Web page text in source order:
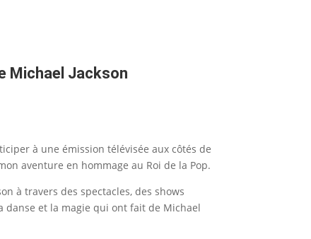
Michael Jackson
à une émission télévisée aux côtés de
aventure en hommage au Roi de la Pop.
à travers des spectacles, des shows
et la magie qui ont fait de Michael